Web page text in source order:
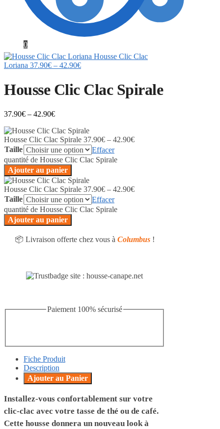
0
Housse Clic Clac
Loriana 37.90€ – 42.90€
Housse Clic Clac Spirale
37.90€ – 42.90€
Housse Clic Clac Spirale 37.90€ – 42.90€
Taille
Effacer
quantité de Housse Clic Clac Spirale
Ajouter au panier
Housse Clic Clac Spirale 37.90€ – 42.90€
Taille
Effacer
quantité de Housse Clic Clac Spirale
Ajouter au panier
📦 Livraison offerte chez vous à Columbus !
Paiement 100% sécurisé
Fiche Produit
Description
Ajouter au Panier
Installez-vous confortablement sur votre
clic-clac avec votre tasse de thé ou de café.
Cette housse donnera un nouveau look à